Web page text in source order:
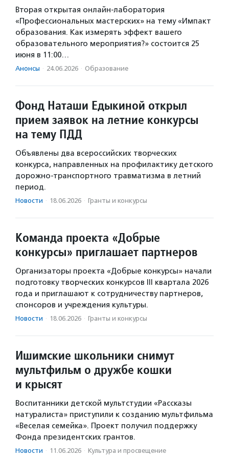
Вторая открытая онлайн-лаборатория
«Профессиональных мастерских» на тему «Импакт
образования. Как измерять эффект вашего
образовательного мероприятия?» состоится 25
июня в 11:00…
Анонсы · 24.06.2026 · Образование
Фонд Наташи Едыкиной открыл
прием заявок на летние конкурсы
на тему ПДД
Объявлены два всероссийских творческих
конкурса, направленных на профилактику детского
дорожно-транспортного травматизма в летний
период.
Новости · 18.06.2026 · Гранты и конкурсы
Команда проекта «Добрые
конкурсы» приглашает партнеров
Организаторы проекта «Добрые конкурсы» начали
подготовку творческих конкурсов III квартала 2026
года и приглашают к сотрудничеству партнеров,
спонсоров и учреждения культуры.
Новости · 18.06.2026 · Гранты и конкурсы
Ишимские школьники снимут
мультфильм о дружбе кошки
и крысят
Воспитанники детской мультстудии «Рассказы
натуралиста» приступили к созданию мультфильма
«Веселая семейка». Проект получил поддержку
Фонда президентских грантов.
Новости · 11.06.2026 · Культура и просвещение